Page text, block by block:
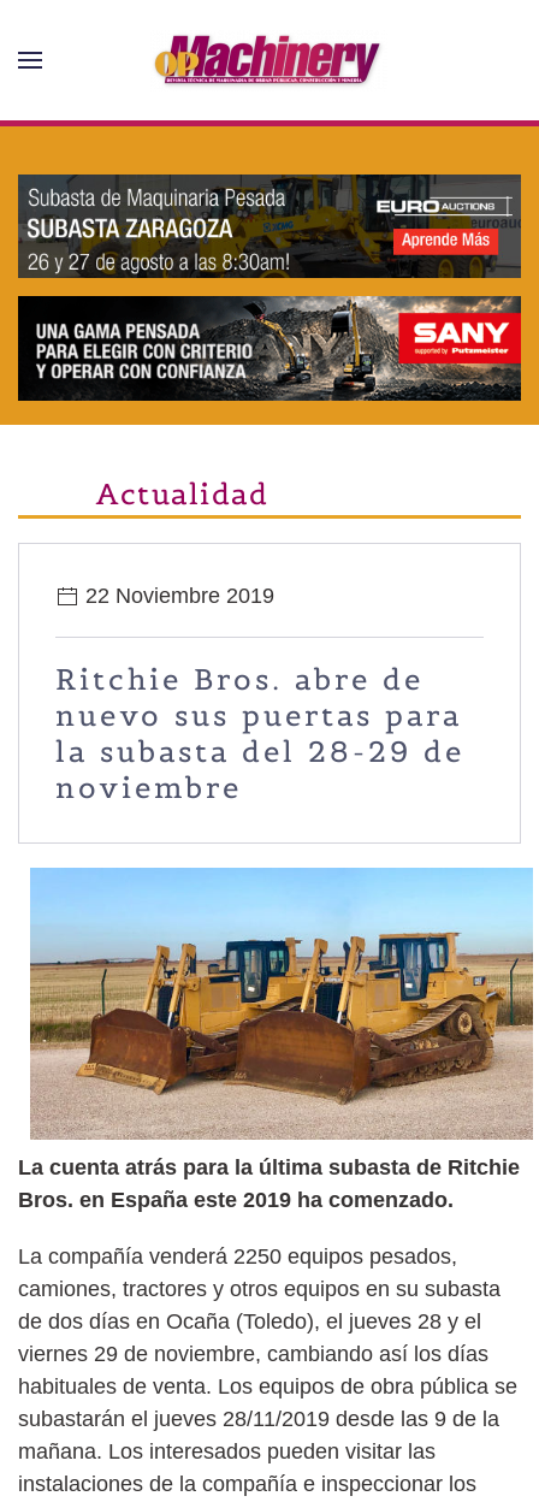
Skip to main content
Actualidad
22 Noviembre 2019
Ritchie Bros. abre de
nuevo sus puertas para
la subasta del 28-29 de
noviembre
La cuenta atrás para la última subasta de Ritchie
Bros. en España este 2019 ha comenzado.
La compañía venderá 2250 equipos pesados,
camiones, tractores y otros equipos en su subasta
de dos días en Ocaña (Toledo), el jueves 28 y el
viernes 29 de noviembre, cambiando así los días
habituales de venta. Los equipos de obra pública se
subastarán el jueves 28/11/2019 desde las 9 de la
mañana. Los interesados pueden visitar las
instalaciones de la compañía e inspeccionar los